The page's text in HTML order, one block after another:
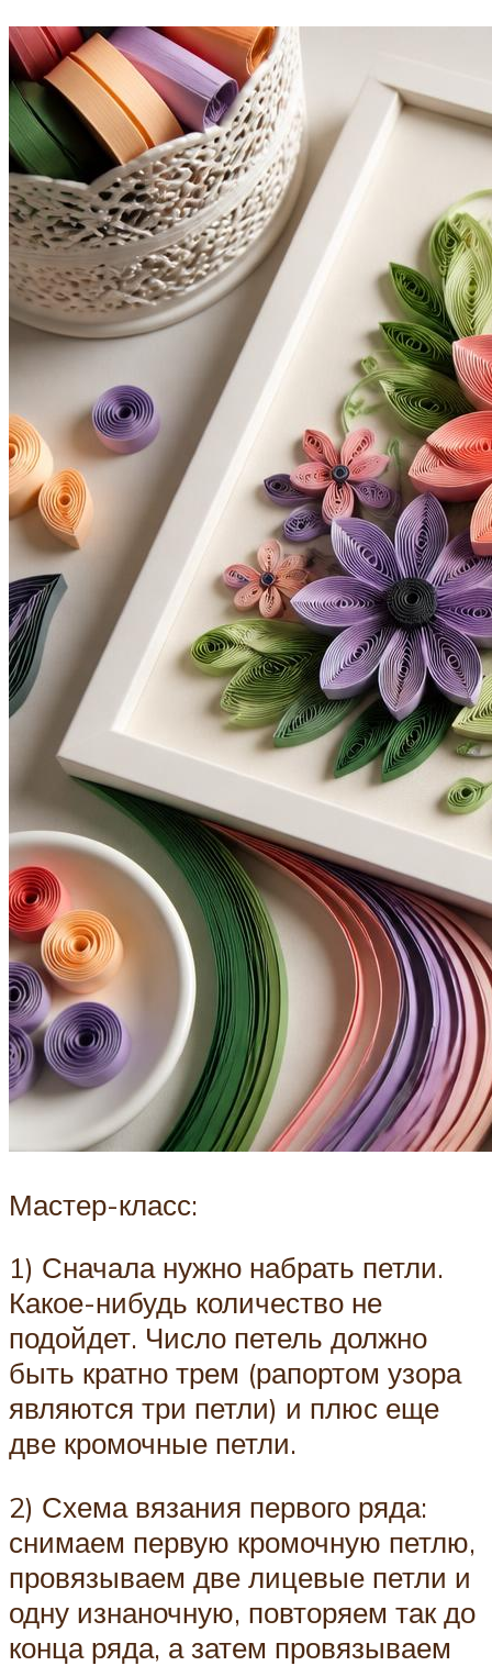
Мастер-класс:
1) Сначала нужно набрать петли.
Какое-нибудь количество не
подойдет. Число петель должно
быть кратно трем (рапортом узора
являются три петли) и плюс еще
две кромочные петли.
2) Схема вязания первого ряда:
снимаем первую кромочную петлю,
провязываем две лицевые петли и
одну изнаночную, повторяем так до
конца ряда, а затем провязываем